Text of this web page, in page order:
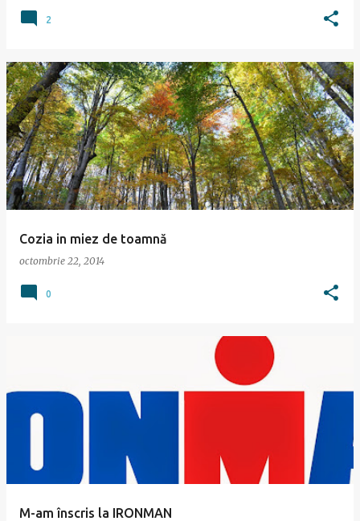
2
Cozia in miez de toamnă
octombrie 22, 2014
0
M-am înscris la IRONMAN